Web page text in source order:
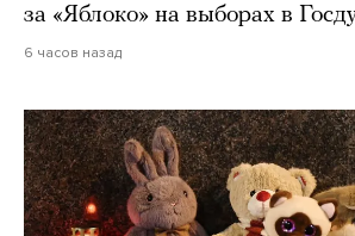
за «Яблоко» на выборах в
6 часов назад